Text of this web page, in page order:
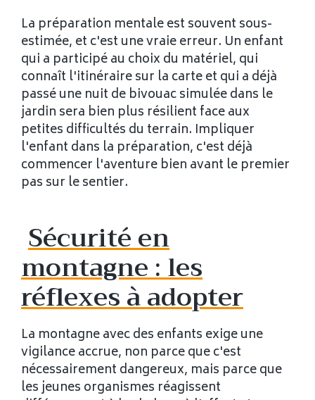
La préparation mentale est souvent sous-
estimée, et c'est une vraie erreur. Un enfant
qui a participé au choix du matériel, qui
connaît l'itinéraire sur la carte et qui a déjà
passé une nuit de bivouac simulée dans le
jardin sera bien plus résilient face aux
petites difficultés du terrain. Impliquer
l'enfant dans la préparation, c'est déjà
commencer l'aventure bien avant le premier
pas sur le sentier.
Sécurité en
montagne : les
réflexes à adopter
La montagne avec des enfants exige une
vigilance accrue, non parce que c'est
nécessairement dangereux, mais parce que
les jeunes organismes réagissent